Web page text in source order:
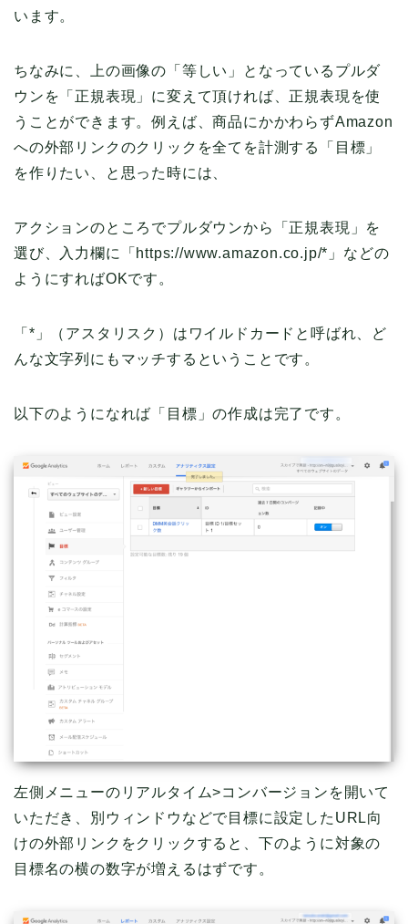
います。
ちなみに、上の画像の「等しい」となっているプルダ
ウンを「正規表現」に変えて頂ければ、正規表現を使
うことができます。例えば、商品にかかわらずAmazon
への外部リンクのクリックを全てを計測する「目標」
を作りたい、と思った時には、
アクションのところでプルダウンから「正規表現」を
選び、入力欄に「https://www.amazon.co.jp/*」などの
ようにすればOKです。
「*」（アスタリスク）はワイルドカードと呼ばれ、ど
んな文字列にもマッチするということです。
以下のようになれば「目標」の作成は完了です。
左側メニューのリアルタイム>コンバージョンを開いて
いただき、別ウィンドウなどで目標に設定したURL向
けの外部リンクをクリックすると、下のように対象の
目標名の横の数字が増えるはずです。